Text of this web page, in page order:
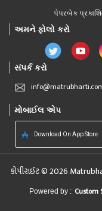
પેપરબેક
અમને ફોલો કરો
સંપર્ક કરો
મોબાઈલ એપ
Download On App Store
કોપીરાઈટ © 2026
Powered by : Custom